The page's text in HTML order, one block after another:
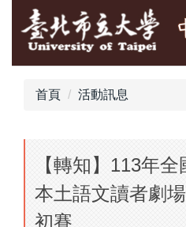
要
首頁 活動訊息
【轉知】113年
本土語文讀者劇
初賽